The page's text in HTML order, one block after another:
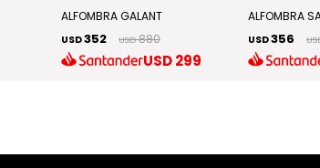
ALFOMBRA GALANT
USD352 USD 880
USD299
ALFOMBRA
USD356